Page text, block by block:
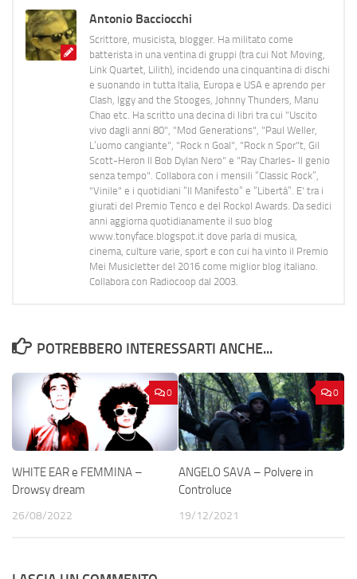
Antonio Bacciocchi
Scrittore, musicista, blogger. Ha militato come
batterista in una ventina di gruppi (tra cui Not Moving,
Link Quartet, Lilith), incidendo una cinquantina di dischi
e suonando in tutta Italia, Europa e USA e aprendo per
Clash, Iggy and the Stooges, Johnny Thunders, Manu
Chao etc. Ha scritto una decina di libri tra cui "Uscito
vivo dagli anni 80", "Mod Generations", "Paul Weller,
L’uomo cangiante", "Rock n Goal", "Rock n Spor"t, Gil
Scott-Heron Il Bob Dylan Nero" e "Ray Charles- Il genio
senza tempo". Collabora con i mensili “Classic Rock”,
"Vinile" e i quotidiani “Il Manifesto” e “Libertà”. E' tra i
giurati del Premio Tenco e del Rockol Awards. Da sedici
anni aggiorna quotidianamente il suo blog
www.tonyface.blogspot.it dove parla di musica,
cinema, culture varie, sport e con cui ha vinto il Premio
Mei Musicletter del 2016 come miglior blog italiano.
Collabora con Radiocoop dal 2003.
POTREBBERO INTERESSARTI ANCHE...
0
WHITE EAR e FEMMINA –
Drowsy dream
26/08/2022
0
ANGELO SAVA – Polvere in
Controluce
19/12/2021